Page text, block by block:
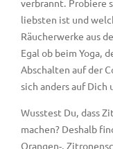
liebsten ist und
Räucherwerke aus
Egal ob beim Yoga,
Abschalten auf der
sich anders auf Dich
Wusstest Du, dass
machen? Deshalb
Orangen-,